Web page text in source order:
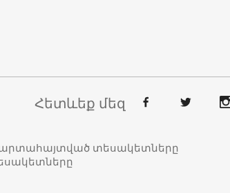
Հետևեք մեզ
արտահայտված տեսակետները